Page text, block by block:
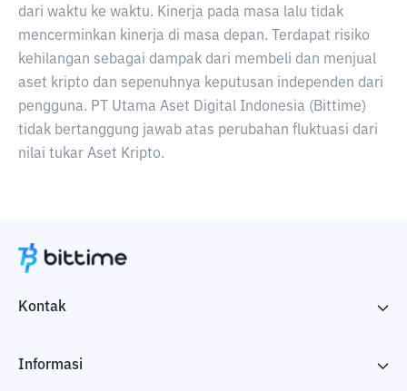
dari waktu ke waktu. Kinerja pada masa lalu tidak
mencerminkan kinerja di masa depan. Terdapat risiko
kehilangan sebagai dampak dari membeli dan menjual
aset kripto dan sepenuhnya keputusan independen dari
pengguna. PT Utama Aset Digital Indonesia (Bittime)
tidak bertanggung jawab atas perubahan fluktuasi dari
nilai tukar Aset Kripto.
Kontak
Informasi